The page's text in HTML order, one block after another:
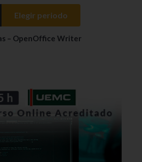
Elegir periodo
– OpenOffice Writer